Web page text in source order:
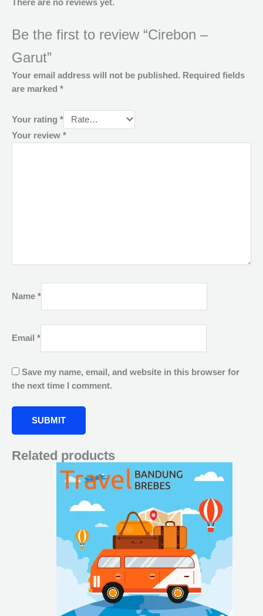
There are no reviews yet.
Be the first to review “Cirebon –
Garut”
Your email address will not be published. Required fields
are marked *
Your rating *
Your review *
Name *
Email *
Save my name, email, and website in this browser for
the next time I comment.
Related products